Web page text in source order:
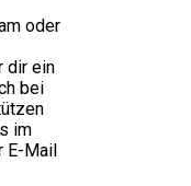
oder
dir ein
bei
im
Mail